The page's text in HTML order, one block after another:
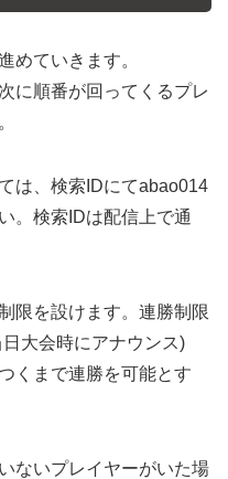
めていきます。
に順番が回ってくるプレ
は、検索IDにてabao014
。検索IDは配信上で通
限を設けます。連勝制限
大会時にアナウンス)
くまで連勝を可能とす
ないプレイヤーがいた場